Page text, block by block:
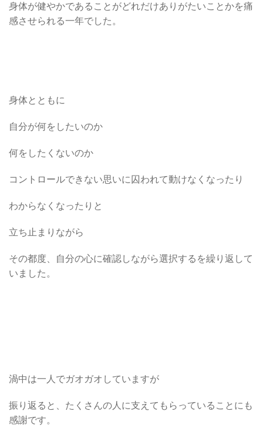
身体が健やかであることがどれだけありがたいことかを痛
感させられる一年でした。
身体とともに
自分が何をしたいのか
何をしたくないのか
コントロールできない思いに囚われて動けなくなったり
わからなくなったりと
立ち止まりながら
その都度、自分の心に確認しながら選択するを繰り返して
いました。
渦中は一人でガオガオしていますが
振り返ると、たくさんの人に支えてもらっていることにも
感謝です。